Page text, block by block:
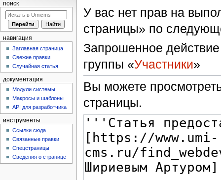
У вас нет прав на
страницы» по
Запрошенное действие
группы «Участники»
Вы можете
страницы.
поиск
навигация
Заглавная страница
Свежие правки
Случайная статья
документация
Модули системы
Макросы и шаблоны
API для разработчика
инструменты
Ссылки сюда
Связанные правки
Спецстраницы
Сведения о странице